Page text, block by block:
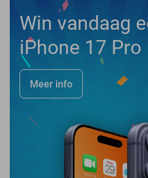
Win vandaag
iPhone 17 Pro
Meer info